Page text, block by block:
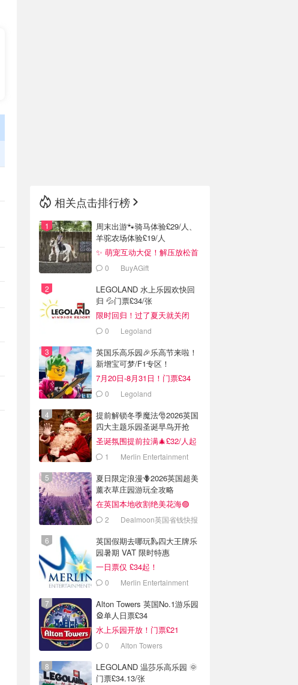
相关点击排行榜
周末出游🐾骑马体验£29/人、
羊驼农场体验£19/人
✨ 萌宠互动大促！解压放松首
选！0 BuyAGift
LEGOLAND 水上乐园欢快回
归 💦门票£34/张
限时回归！过了夏天就关闭
啦！0 Legoland
英国乐高乐园🎉乐高节来啦！
新增宝可梦/F1专区！
7月20日-8月31日！门票£34
0 Legoland
提前解锁冬季魔法🎅2026英国
四大主题乐园圣诞早鸟开抢
圣诞氛围提前拉满🎄£32/人起
1 Merlin Entertainment
夏日限定浪漫🪻2026英国超美
薰衣草庄园游玩全攻略
在英国本地收割绝美花海🟣
2 Dealmoon英国省钱快报
英国假期去哪玩🛝四大王牌乐
园暑期 VAT 限时特惠
一日票仅 £34起！
0 Merlin Entertainment
Alton Towers 英国No.1游乐园
🎡单人日票£34
水上乐园开放！门票£21
0 Alton Towers
LEGOLAND 温莎乐高乐园 🌞
门票£34.13/张